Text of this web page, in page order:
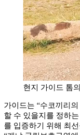
현지 가이드 톰
가이드는 “수코끼리
할 수 있을지를 정하
를 입증하기 위해 최